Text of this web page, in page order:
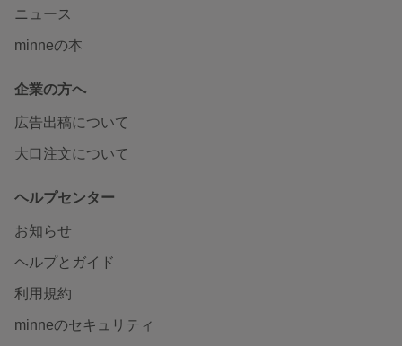
ニュース
minneの本
企業の方へ
広告出稿について
大口注文について
ヘルプセンター
お知らせ
ヘルプとガイド
利用規約
minneのセキュリティ